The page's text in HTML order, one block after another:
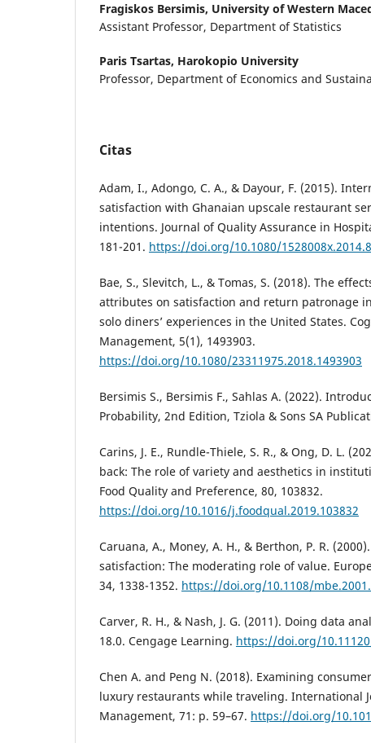
Fragiskos Bersimis, University of Western
Assistant Professor, Department of Statistics
Paris Tsartas, Harokopio University
Professor, Department of Economics and
Citas
Adam, I., Adongo, C. A., & Dayour, F. (2015).
satisfaction with Ghanaian upscale restaurant
intentions. Journal of Quality Assurance in
181-201. https://doi.org/10.1080/
Bae, S., Slevitch, L., & Tomas, S. (2018). The
attributes on satisfaction and return patronage
solo diners’ experiences in the United States.
Management, 5(1), 1493903.
https://doi.org/10.1080/23311975.2018.1493903
Bersimis S., Bersimis F., Sahlas A. (2022).
Probability, 2nd Edition, Tziola & Sons SA
Carins, J. E., Rundle-Thiele, S. R., & Ong, D. L.
back: The role of variety and aesthetics in
Food Quality and Preference, 80, 103832.
https://doi.org/10.1016/j.foodqual.2019.103832
Caruana, A., Money, A. H., & Berthon, P. R.
satisfaction: The moderating role of value.
34, 1338-1352. https://doi.org/10.1108/
Carver, R. H., & Nash, J. G. (2011). Doing data
18.0. Cengage Learning. https://doi.org/
Chen A. and Peng N. (2018). Examining
luxury restaurants while traveling. International
Management, 71: p. 59–67. https://doi.org/